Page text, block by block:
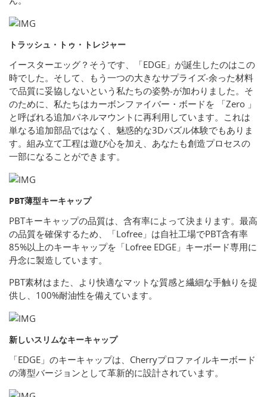
トラッシュ・トゥ・トレジャー
イースターエッグ？そうです、「EDGE」が誕生したのはこの
時でした。そして、もう一つの大きなサプライズ-余った材料
で品質に妥協しないという私たちの姿勢-が加わりました。そ
のために、私たちはカーボンファイバー・ボードを 「Zero 」
と呼ばれる追加パネルマウントに再利用しています。これは
単なる追加部品ではなく、魅惑的な3Dパズル体験でもありま
す。組み立て工程は遊び心を加え、あなたも創造プロセスの
一部になることができます。
PBT薄型キーキャップ
PBTキーキャップの品質は、含有率によって決まります。最高
の品質を確保するため、「Lofree」は自社工場でPBT含有率
85%以上のキーキャップを「Lofree EDGE」キーボード専用に
丹念に製造しています。
PBT素材はまた、より快適なマットな質感と繊細な手触りを提
供し、100%耐油性を備えています。
新しいスリムなキーキャップ
「EDGE」のキーキャップは、Cherryプロファイルキーボード
の薄型バージョンとして革新的に設計されています。